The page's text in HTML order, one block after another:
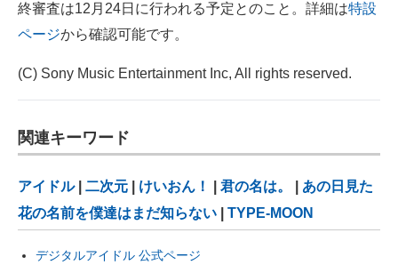
終審査は12月24日に行われる予定とのこと。詳細は特設
ページから確認可能です。
(C) Sony Music Entertainment Inc, All rights reserved.
関連キーワード
アイドル| 二次元 けいおん！ 君の名は。
あの日見た
花の名前を僕達はまだ知らない
TYPE-MOON
デジタルアイドル 公式ページ